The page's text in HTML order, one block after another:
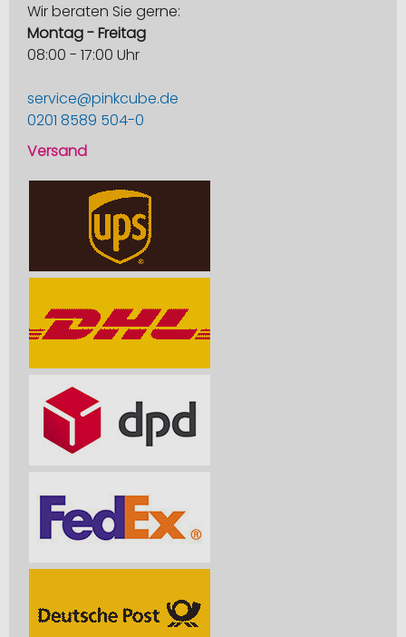
Wir beraten Sie gerne:
Montag - Freitag
08:00 - 17:00 Uhr
service@pinkcube.de
0201 8589 504-0
Versand